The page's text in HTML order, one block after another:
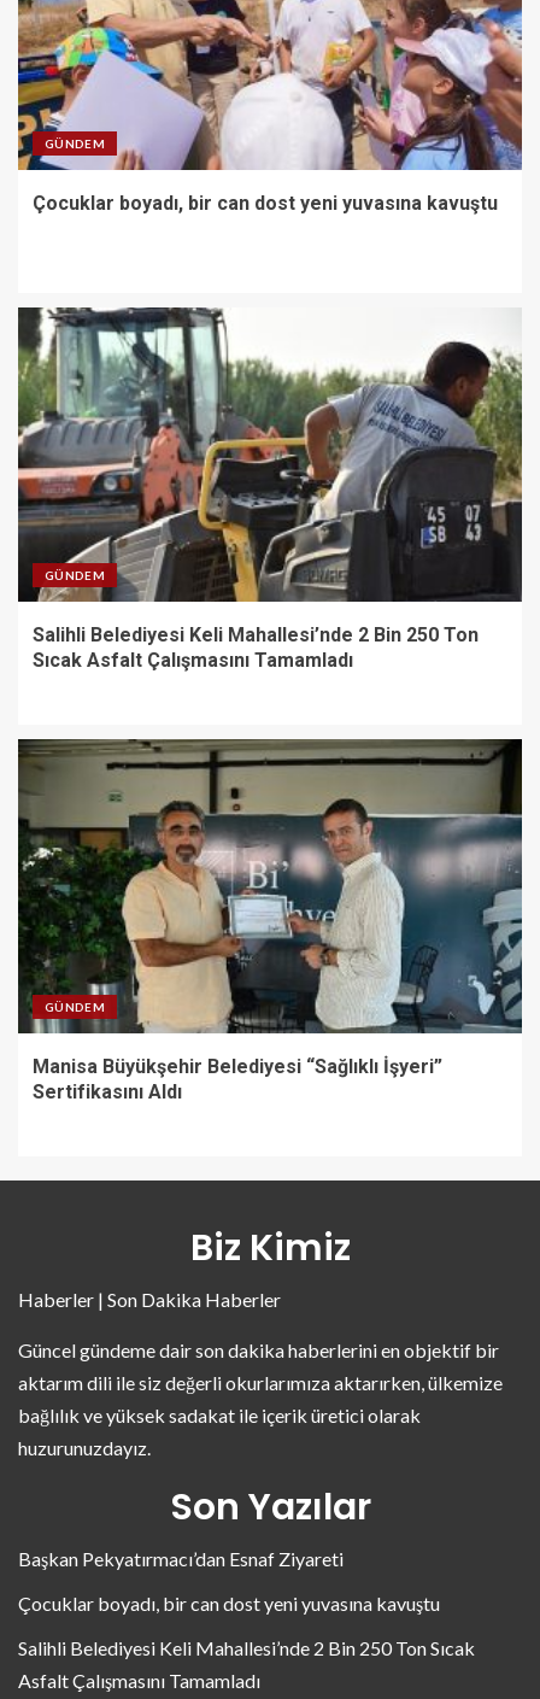
GÜNDEM
Çocuklar boyadı, bir can dost yeni yuvasına kavuştu
GÜNDEM
Salihli Belediyesi Keli Mahallesi’nde 2 Bin 250 Ton
Sıcak Asfalt Çalışmasını Tamamladı
GÜNDEM
Manisa Büyükşehir Belediyesi “Sağlıklı İşyeri”
Sertifikasını Aldı
Biz Kimiz
Haberler | Son Dakika Haberler
Güncel gündeme dair son dakika haberlerini en objektif bir
aktarım dili ile siz değerli okurlarımıza aktarırken, ülkemize
bağlılık ve yüksek sadakat ile içerik üretici olarak
huzurunuzdayız.
Son Yazılar
Başkan Pekyatırmacı’dan Esnaf Ziyareti
Çocuklar boyadı, bir can dost yeni yuvasına kavuştu
Salihli Belediyesi Keli Mahallesi’nde 2 Bin 250 Ton Sıcak
Asfalt Çalışmasını Tamamladı